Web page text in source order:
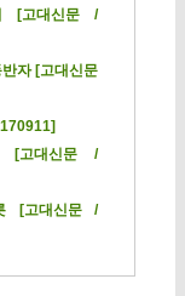
[고대신문 /
자 [고대신문
[고대신문 /
[고대신문 /